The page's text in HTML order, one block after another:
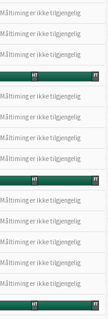
er ikke tilgjengelig
er ikke tilgjengelig
er ikke tilgjengelig
HT FT
er ikke tilgjengelig
er ikke tilgjengelig
er ikke tilgjengelig
er ikke tilgjengelig
HT FT
er ikke tilgjengelig
er ikke tilgjengelig
er ikke tilgjengelig
er ikke tilgjengelig
er ikke tilgjengelig
HT FT